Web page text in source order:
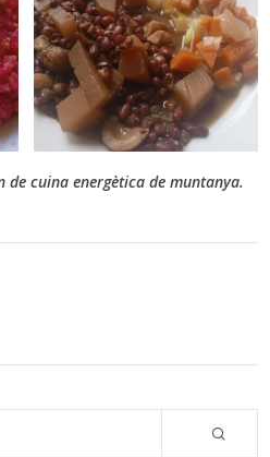
de cuina energètica de muntanya.